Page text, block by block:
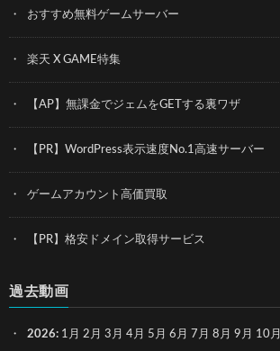
おすすめ無料ゲームサーバー
楽天 X GAME特集
【AP】無課金でジェムをGETする裏ワザ
【PR】WordPress表示速度No.1高速サーバー
ゲームアカウント高価買取
【PR】格安ドメイン取得サービス
過去動画
2026: 1月 2月 3月 4月 5月 6月 7月 8月 9月 10月